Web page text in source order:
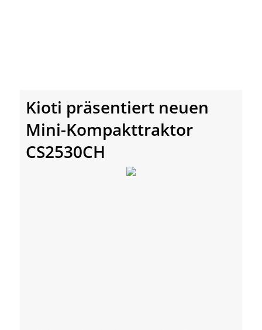
Kioti präsentiert neuen
Mini-Kompakttraktor
CS2530CH